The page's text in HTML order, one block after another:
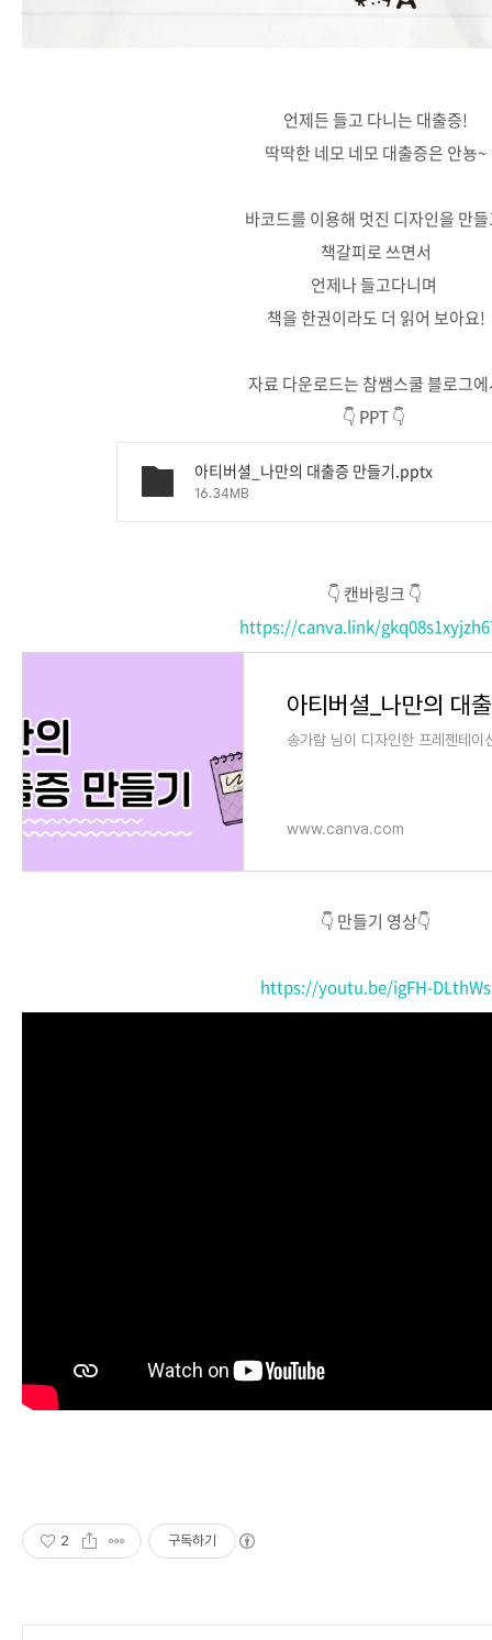
언제든 들고 다니는 대출증!
딱딱한 네모 네모 대출증은 안뇽~
바코드를 이용해 멋진 디자인을 만
책갈피로 쓰면서
언제나 들고다니며
책을 한권이라도 더 읽어 보아요!
자료 다운로드는 참쌤스쿨 블로그
👇 PPT 👇
아티버셜_나만의 대출증 만들기.pptx
16.34MB
👇 캔바링크 👇
https://canva.link/
아티버셜_나만의 대
송가람 님이 디자인한 프레젠테이
www.canva.com
👇 만들기 영상👇
https://youtu.be/igFH-DLthWs
2 구독하기